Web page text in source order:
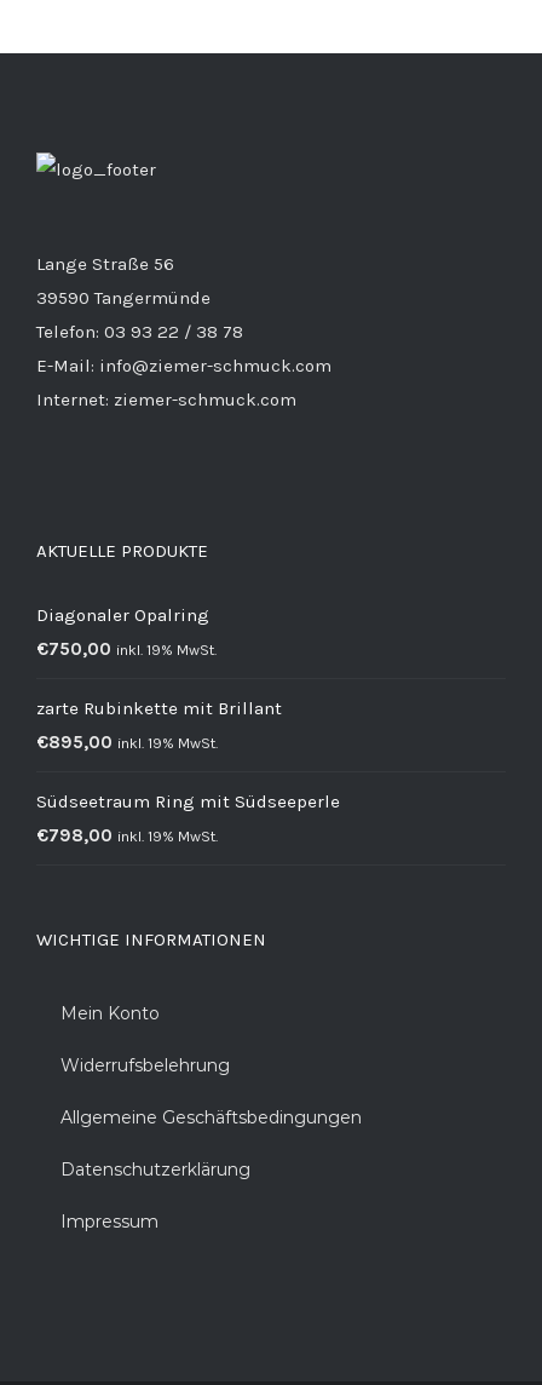
Lange Straße 56
39590 Tangermünde
Telefon: 03 93 22 / 38 78
E-Mail: info@ziemer-schmuck.com
Internet: ziemer-schmuck.com
AKTUELLE PRODUKTE
Diagonaler Opalring
€750,00 inkl. 19% MwSt.
zarte Rubinkette mit Brillant
€895,00 inkl. 19% MwSt.
Südseetraum Ring mit Südseeperle
€798,00 inkl. 19% MwSt.
WICHTIGE INFORMATIONEN
Mein Konto
Widerrufsbelehrung
Allgemeine Geschäftsbedingungen
Datenschutzerklärung
Impressum